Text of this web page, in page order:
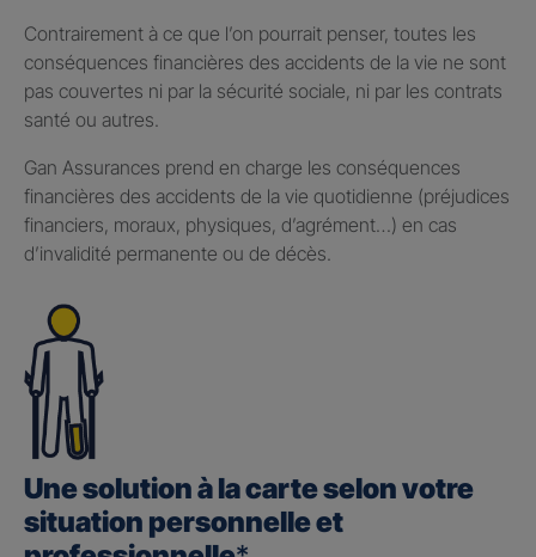
Contrairement à ce que l’on pourrait penser, toutes les
conséquences financières des accidents de la vie ne sont
pas couvertes ni par la sécurité sociale, ni par les contrats
santé ou autres.
Gan Assurances prend en charge les conséquences
financières des accidents de la vie quotidienne (préjudices
financiers, moraux, physiques, d’agrément…) en cas
d’invalidité permanente ou de décès.
Une solution à la carte selon votre
situation personnelle et